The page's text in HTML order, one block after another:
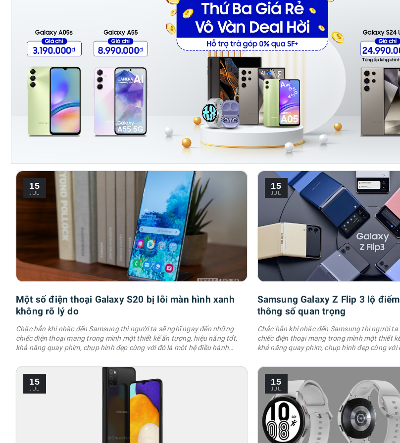
cực hay và cực hữu ích. 1. Bật …
15
JUL
Một số điện thoại Galaxy S20 bị lỗi màn hình xanh
không rõ lý do
Chắc hẳn khi nhắc đến Samsung thì người ta sẽ nghĩ ngay đến những
chiếc điện thoại mang trong mình một thiết kế ấn tượng, hiệu năng tốt,
khả năng quay phim, chụp hình đẹp cùng với đó là một hệ điều hành
chia sẻ cho anh em những mẹo điện thoại Samsung cực hay và cực hữu
15
JUL
Samsung Galaxy Z Flip 3 lộ
thông số quan trọng
Chắc hẳn khi nhắc đến Samsung thì người
chiếc điện thoại mang trong mình một thiết
khả năng quay phim, chụp hình đẹp cùng với
chia sẻ cho anh em những mẹo điện thoại
15
JUL
15
JUL